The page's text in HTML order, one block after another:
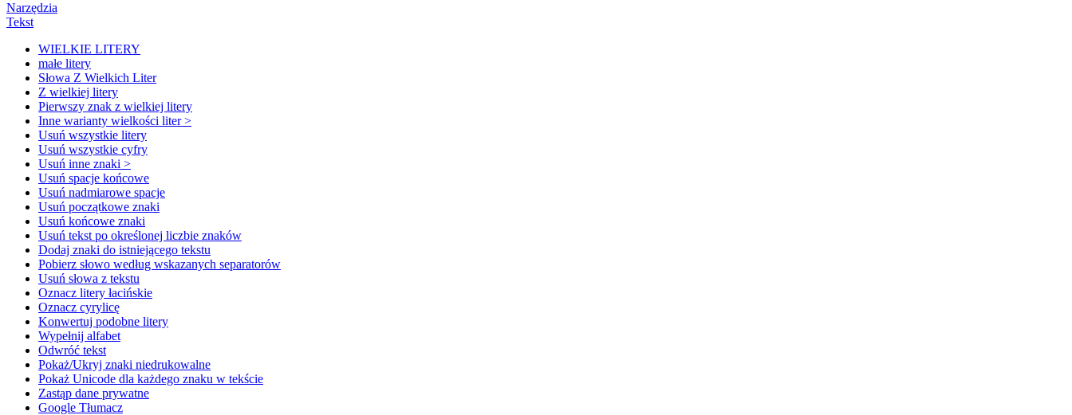
Narzędzia
Tekst
WIELKIE LITERY
małe litery
Słowa Z Wielkich Liter
Z wielkiej litery
Pierwszy znak z wielkiej litery
Inne warianty wielkości liter >
Usuń wszystkie litery
Usuń wszystkie cyfry
Usuń inne znaki >
Usuń spacje końcowe
Usuń nadmiarowe spacje
Usuń początkowe znaki
Usuń końcowe znaki
Usuń tekst po określonej liczbie znaków
Dodaj znaki do istniejącego tekstu
Pobierz słowo według wskazanych separatorów
Usuń słowa z tekstu
Oznacz litery łacińskie
Oznacz cyrylicę
Konwertuj podobne litery
Wypełnij alfabet
Odwróć tekst
Pokaż/Ukryj znaki niedrukowalne
Pokaż Unicode dla każdego znaku w tekście
Zastąp dane prywatne
Google Tłumacz